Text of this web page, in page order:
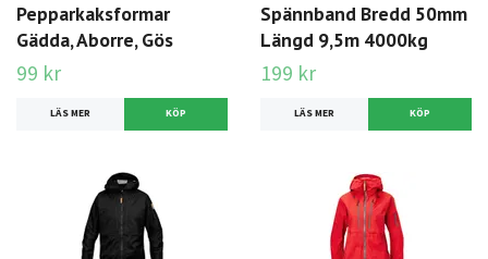
Pepparkaksformar
Gädda, Aborre, Gös
99 kr
LÄS MER
Spännband Bredd 50mm
Längd 9,5m 4000kg
199 kr
LÄS MER